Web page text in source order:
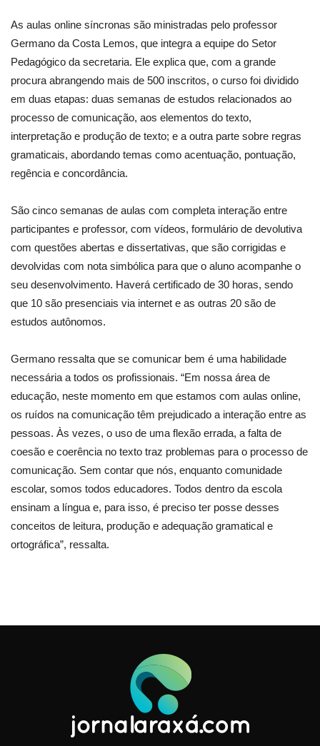
As aulas online síncronas são ministradas pelo professor
Germano da Costa Lemos, que integra a equipe do Setor
Pedagógico da secretaria. Ele explica que, com a grande
procura abrangendo mais de 500 inscritos, o curso foi dividido
em duas etapas: duas semanas de estudos relacionados ao
processo de comunicação, aos elementos do texto,
interpretação e produção de texto; e a outra parte sobre regras
gramaticais, abordando temas como acentuação, pontuação,
regência e concordância.
São cinco semanas de aulas com completa interação entre
participantes e professor, com vídeos, formulário de devolutiva
com questões abertas e dissertativas, que são corrigidas e
devolvidas com nota simbólica para que o aluno acompanhe o
seu desenvolvimento. Haverá certificado de 30 horas, sendo
que 10 são presenciais via internet e as outras 20 são de
estudos autônomos.
Germano ressalta que se comunicar bem é uma habilidade
necessária a todos os profissionais. “Em nossa área de
educação, neste momento em que estamos com aulas online,
os ruídos na comunicação têm prejudicado a interação entre as
pessoas. Às vezes, o uso de uma flexão errada, a falta de
coesão e coerência no texto traz problemas para o processo de
comunicação. Sem contar que nós, enquanto comunidade
escolar, somos todos educadores. Todos dentro da escola
ensinam a língua e, para isso, é preciso ter posse desses
conceitos de leitura, produção e adequação gramatical e
ortográfica”, ressalta.